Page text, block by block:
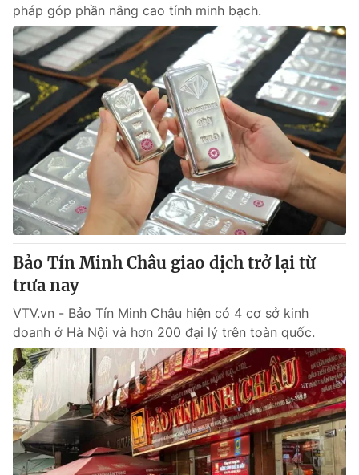
pháp góp phần nâng cao tính minh bạch.
Bảo Tín Minh Châu giao dịch trở lại từ
trưa nay
VTV.vn - Bảo Tín Minh Châu hiện có 4 cơ sở kinh
doanh ở Hà Nội và hơn 200 đại lý trên toàn quốc.